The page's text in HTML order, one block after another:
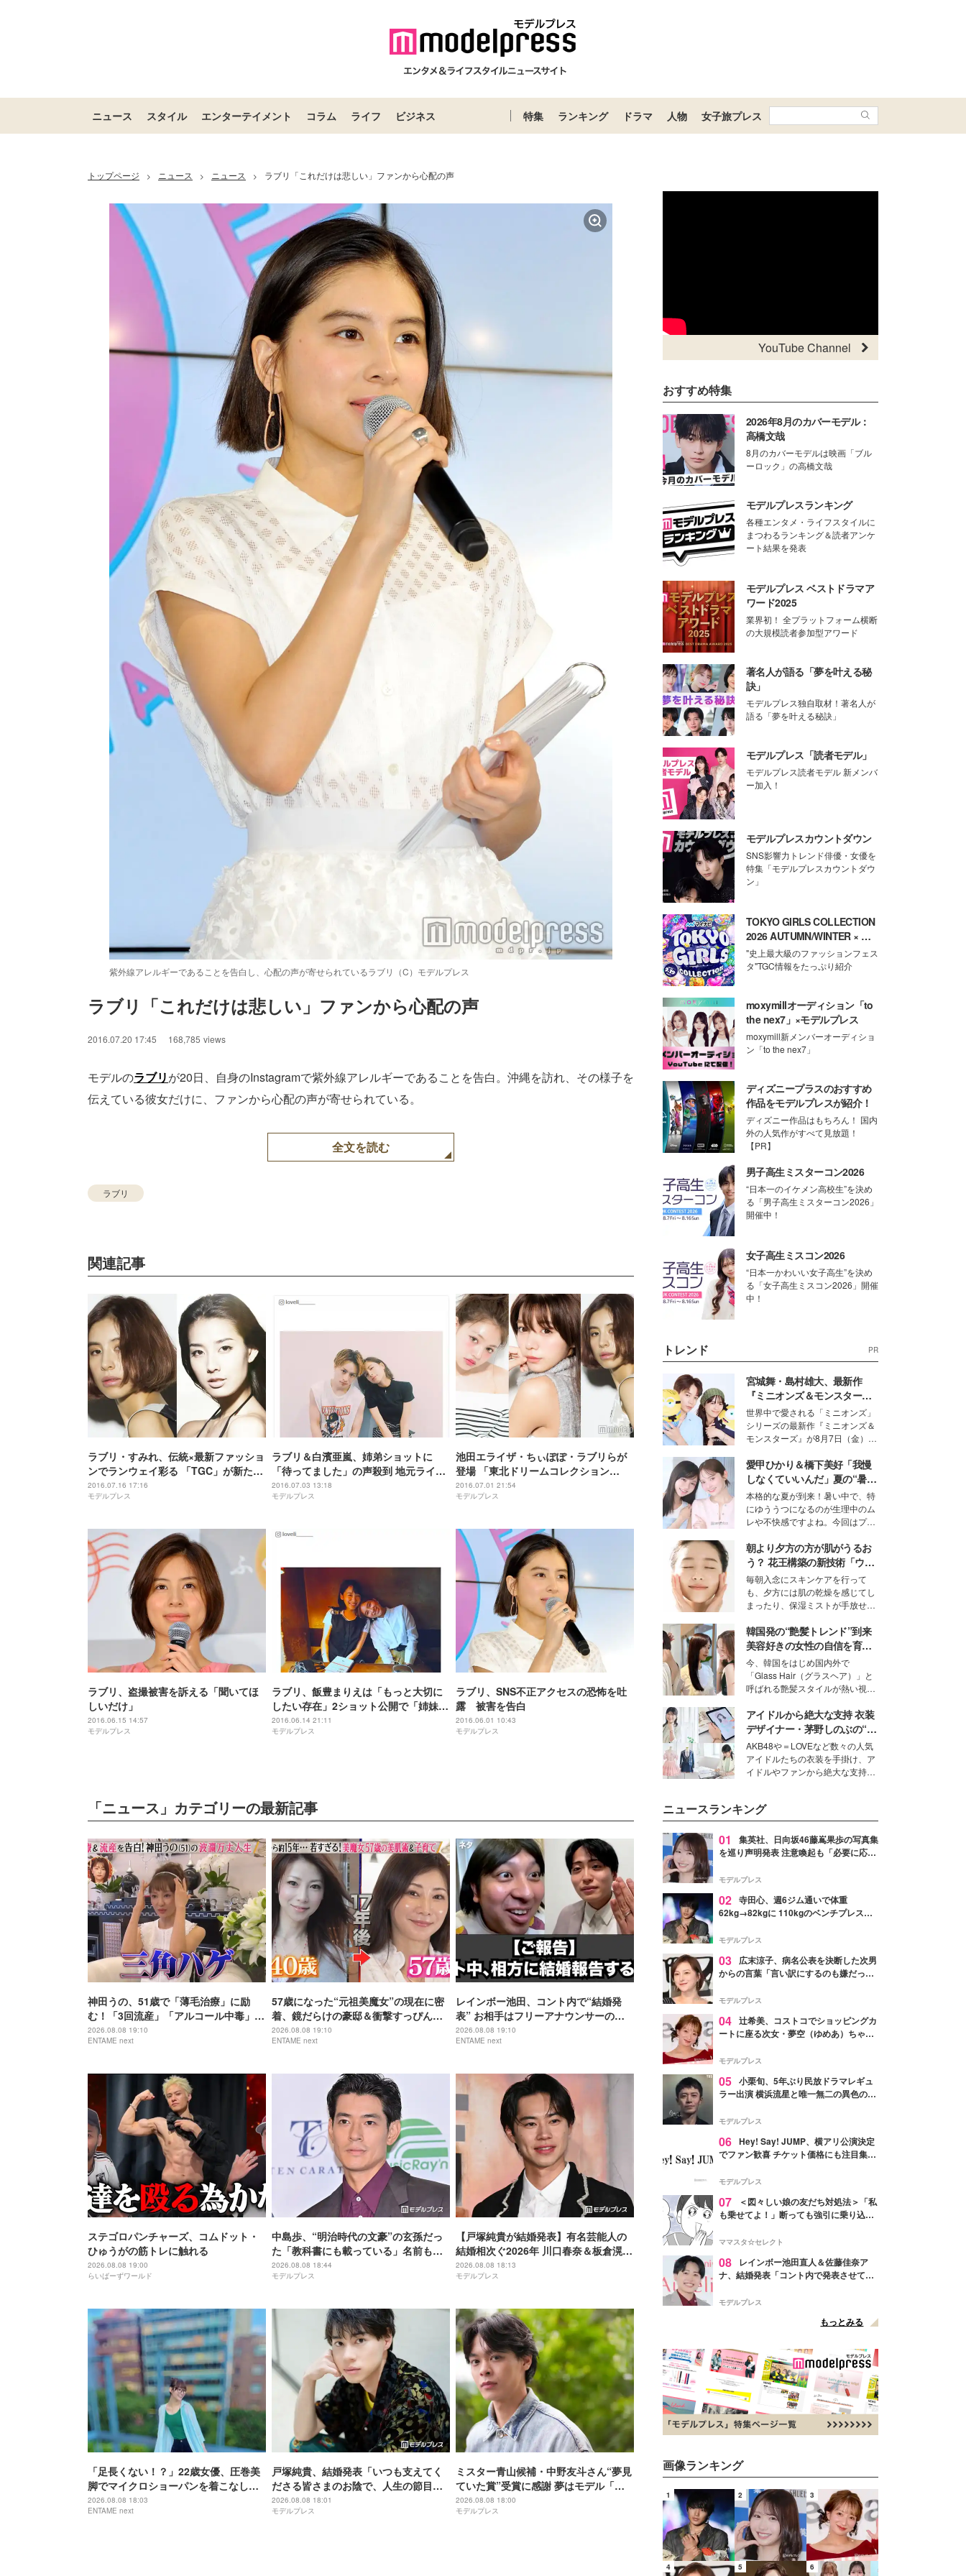
ニュース スタイル エンターテイメント コラム ライフ ビジネス 特集 ランキング ドラマ 人物 女子旅プレス
トップページ > ニュース > ニュース > ラブリ「これだけは悲しい」ファンから心配の声
紫外線アレルギーであることを告白し、心配の声が寄せられているラブリ（C）モデルプレス
ラブリ「これだけは悲しい」ファンから心配の声
2016.07.20 17:45 168,785 views
モデルのラブリが20日、自身のInstagramで紫外線アレルギーであることを告白。沖縄を訪れ、その様子を
伝えている彼女だけに、ファンから心配の声が寄せられている。
全文を読む
ラブリ
関連記事
ラブリ・すみれ、伝統×最新ファッショ
ンでランウェイ彩る 「TGC」が新たな
プロデュース発表
2016.07.16 17:16
モデルプレス
ラブリ＆白濱亜嵐、姉弟ショットに
「待ってました」の声殺到 地元ライブ
で感慨「頑張るっていいね」
2016.07.03 13:18
モデルプレス
池田エライザ・ちぃぽぽ・ラブリらが
登場 「東北ドリームコレクション
2016」出演モデルを発表
2016.07.01 21:54
モデルプレス
ラブリ、盗撮被害を訴える「聞いてほ
しいだけ」
2016.06.15 14:57
モデルプレス
ラブリ、飯豊まりえは「もっと大切に
したい存在」2ショット公開で「姉妹み
たい」の声
2016.06.14 21:11
モデルプレス
ラブリ、SNS不正アクセスの恐怖を吐
露 被害を告白
2016.06.01 10:43
モデルプレス
「ニュース」カテゴリーの最新記事
神田うの、51歳で「薄毛治療」に励
む！「3回流産」「アルコール中毒」自
身の過去を赤裸々告白
2026.08.08 19:10
ENTAME next
57歳になった“元祖美魔女”の現在に密
着、鏡だらけの豪邸＆衝撃すっぴん姿
を披露
2026.08.08 19:10
ENTAME next
レインボー池田、コント内で“結婚発
表” お相手はフリーアナウンサーの佐
藤佳奈
2026.08.08 19:10
ENTAME next
ステゴロパンチャーズ、コムドット・
ひゅうがの筋トレに触れる
2026.08.08 19:00
らいばーずワールド
中島歩、“明治時代の文豪”の玄孫だっ
た「教科書にも載っている」名前も先
祖に由来
2026.08.08 18:44
モデルプレス
【戸塚純貴が結婚発表】有名芸能人の
結婚相次ぐ2026年 川口春奈＆板倉滉選
手・田中みな実＆亀梨和也・新木優子
＆中島裕翔ほか
2026.08.08 18:13
モデルプレス
「足長くない！？」22歳女優、圧巻美
脚でマイクロショーパンを着こなし
「めちゃくちゃ可愛い」
2026.08.08 18:03
ENTAME next
戸塚純貴、結婚発表「いつも支えてく
ださる皆さまのお陰で、人生の節目を
迎えられること、心より感謝しており
ます」【全文】
2026.08.08 18:01
モデルプレス
ミスター青山候補・中野友斗さん“夢見
ていた賞”受賞に感謝 夢はモデル「本
気でやりたい」【モデルプレスインタ
ビュー】
2026.08.08 18:00
モデルプレス
YouTube Channel
おすすめ特集
2026年8月のカバーモデル：
高橋文哉
8月のカバーモデルは映画「ブル
ーロック」の高橋文哉
モデルプレスランキング
各種エンタメ・ライフスタイルに
まつわるランキング＆読者アンケ
ート結果を発表
モデルプレス ベストドラマア
ワード2025
業界初！ 全プラットフォーム横断
の大規模読者参加型アワード
著名人が語る「夢を叶える秘
訣」
モデルプレス独自取材！著名人が
語る「夢を叶える秘訣」
モデルプレス「読者モデル」
モデルプレス読者モデル 新メンバ
ー加入！
モデルプレスカウントダウン
SNS影響力トレンド俳優・女優を
特集「モデルプレスカウントダウ
ン」
TOKYO GIRLS COLLECTION
2026 AUTUMN/WINTER × モ
デルプレス
"史上最大級のファッションフェス
タ"TGC情報をたっぷり紹介
moxymillオーディション「to
the nex7」×モデルプレス
moxymill新メンバーオーディショ
ン「to the nex7」
ディズニープラスのおすすめ
作品をモデルプレスが紹介！
ディズニー作品はもちろん！ 国内
外の人気作がすべて見放題！
【PR】
男子高生ミスターコン2026
“日本一のイケメン高校生”を決め
る「男子高生ミスターコン2026」
開催中！
女子高生ミスコン2026
“日本一かわいい女子高生”を決め
る「女子高生ミスコン2026」開催
中！
トレンド PR
宮城舞・島村雄大、最新作
『ミニオンズ＆モンスター
ズ』の魅力熱弁 ハチャメチャ
だけじゃない“友情と絆”に感
動
世界中で愛される「ミニオンズ」
シリーズの最新作『ミニオンズ＆
モンスターズ』が8月7日（金）に
ニオン好き”という共通点を持つモ
デルの宮城舞と島村雄大の特別対
談をお届け！それぞれの視点か
ら、今作ならではの魅力や予想外
の感動をもたらす奥深いストーリ
ーについて熱く語り合ってもらっ
た。
愛甲ひかり＆橋下美好「我慢
しなくていいんだ」夏の“暑さ
対策”の新しい選択肢とは？
本格的な夏が到来！暑い中で、特
にゆううつになるのが生理中のム
レや不快感ですよね。今回はプラ
モデル・愛甲ひかりさんと橋下美
好さんを迎えて本音で女子会トー
ク。猛暑のお出かけを快適に過ご
すヒントや、2人が感動した夏の
生理の新常識にも迫りました。
朝より夕方の方が肌がうるお
う？ 花王構築の新技術「ウォ
ーターキャプチャリングスキ
ン（捕水肌）」がスキンケア
の常識を変える予感
毎朝入念にスキンケアを行って
も、夕方には肌の乾燥を感じてし
まったり、保湿ミストが手放せな
な美容の常識を大きく変える可能
性を秘めた、革新的な「Water
Capturing Skin（ウォーターキャ
プチャリングスキン：捕水肌）」
技術を、花王が構築した。
韓国発の“艶髪トレンド”到来
美容好きの女性の自信を育む
「ヘアケア事情」って？
今、韓国をはじめ国内外で
「Glass Hair（グラスヘア）」と
呼ばれる艶髪スタイルが熱い視線
ションの完成度を高めるベースと
して、“髪そのものの美しさ”に改
めて注目する人が増えている様
子。今回は、そんな憧れの艶やか
な髪を日常で叶える、美容好きの
女性たちのヘアケア事情を紹介し
アイドルから絶大な支持 衣装
デザイナー・茅野しのぶの“可
愛い”を作る美学＜「シチズン
クロスシー」インタビュー＞
AKB48や＝LOVEなど数々の人気
アイドルたちの衣装を手掛け、ア
イドルやファンから絶大な支持を
ター・茅野しのぶ。一人ひとりの
個性に寄り添い、魅力を引き出す
衣装作りは、多くの女性たちに勇
気と自信を与え続けている。
ニュースランキング
01
集英社、日向坂46藤嶌果歩の写真集
を巡り声明発表 注意喚起も「必要に応じ
モデルプレス
02 寺田心、週6ジム通いで体重
62kg→82kgに 110kgのベンチプレス持
「かっこいい」と反響
モデルプレス
03
広末涼子、病名公表を決断した次男
からの言葉「言い訳にするのも嫌だっ
モデルプレス
04 辻希美、コストコでショッピングカ
ートに座る次女・夢空（ゆめあ）ちゃん
ぎ」「成長を感じる」の声
モデルプレス
05 小栗旬、5年ぶり民放ドラマレギュ
ラー出演 横浜流星と唯一無二の異色のバ
モデルプレス
06 Hey! Say! JUMP、横アリ公演決定
でファン歓喜 チケット価格にも注目集ま
モデルプレス
07
＜図々しい娘の友だち対処法＞「私
も乗せてよ！」断っても強引に乗り込ん
ママスタ☆セレクト
08
レインボー池田直人＆佐藤佳奈ア
ナ、結婚発表「コント内で発表させてい
点変更のため
モデルプレス
もっとみる
画像ランキング
1 2 3
4 5 6